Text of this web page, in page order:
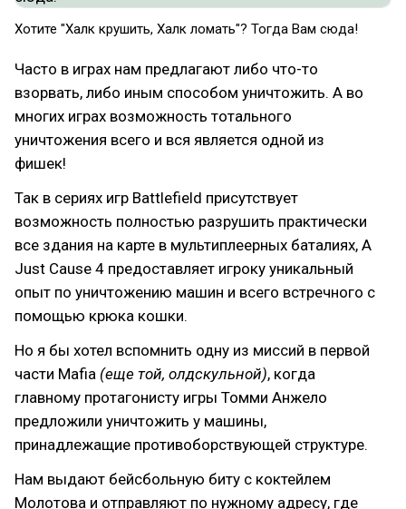
Хотите "Халк крушить, Халк ломать"? Тогда Вам сюда!
Часто в играх нам предлагают либо что-то
взорвать, либо иным способом уничтожить. А во
многих играх возможность тотального
уничтожения всего и вся является одной из
фишек!
Так в сериях игр Battlefield присутствует
возможность полностью разрушить практически
все здания на карте в мультиплеерных баталиях, А
Just Cause 4 предоставляет игроку уникальный
опыт по уничтожению машин и всего встречного с
помощью крюка кошки.
Но я бы хотел вспомнить одну из миссий в первой
части Mafia (еще той, олдскульной), когда
главному протагонисту игры Томми Анжело
предложили уничтожить у машины,
принадлежащие противоборствующей структуре.
Нам выдают бейсбольную биту с коктейлем
Молотова и отправляют по нужному адресу, где